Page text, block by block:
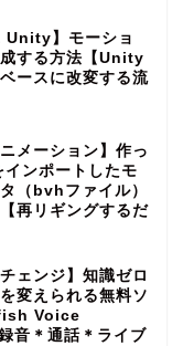
Unity】モーショ
する方法【Unity
ースに改変する流
メーション】作っ
ンポートしたモ
（bvhファイル）
再リギングするだ
ェンジ】知識ゼロ
変えられる無料ソ
Voice
音＊通話＊ライブ